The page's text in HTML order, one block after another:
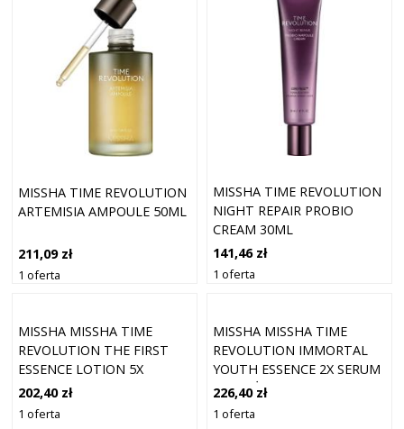
MISSHA TIME REVOLUTION
ARTEMISIA AMPOULE 50ML
211,09 zł
1 oferta
MISSHA TIME REVOLUTION
NIGHT REPAIR PROBIO
CREAM 30ML
141,46 zł
1 oferta
MISSHA MISSHA TIME
REVOLUTION THE FIRST
ESSENCE LOTION 5X
(130ML) KREMY DO
TWARZY 130 ML
202,40 zł
1 oferta
MISSHA MISSHA TIME
REVOLUTION IMMORTAL
YOUTH ESSENCE 2X SERUM
NAWILŻAJĄCE 50 ML
226,40 zł
1 oferta